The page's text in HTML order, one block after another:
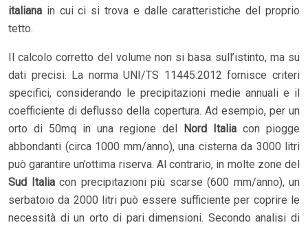
italiana in cui ci si trova e dalle caratteristiche del proprio
tetto.
Il calcolo corretto del volume non si basa sull’istinto, ma su
dati precisi. La norma UNI/TS 11445:2012 fornisce criteri
specifici, considerando le precipitazioni medie annuali e il
coefficiente di deflusso della copertura. Ad esempio, per un
orto di 50mq in una regione del Nord Italia con piogge
abbondanti (circa 1000 mm/anno), una cisterna da 3000 litri
può garantire un’ottima riserva. Al contrario, in molte zone del
Sud Italiacon precipitazioni più scarse (600 mm/anno), un
serbatoio da 2000 litri può essere sufficiente per coprire le
necessità di un orto di pari dimensioni. Secondo analisi di